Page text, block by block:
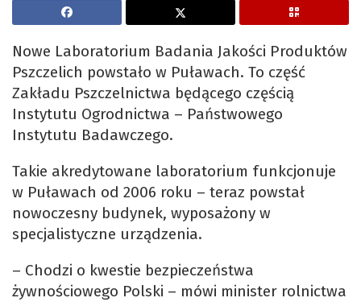
Nowe Laboratorium Badania Jakości Produktów
Pszczelich powstało w Puławach. To część
Zakładu Pszczelnictwa będącego częścią
Instytutu Ogrodnictwa – Państwowego
Instytutu Badawczego.
Takie akredytowane laboratorium funkcjonuje
w Puławach od 2006 roku – teraz powstał
nowoczesny budynek, wyposażony w
specjalistyczne urządzenia.
– Chodzi o kwestie bezpieczeństwa
żywnościowego Polski – mówi minister rolnictwa